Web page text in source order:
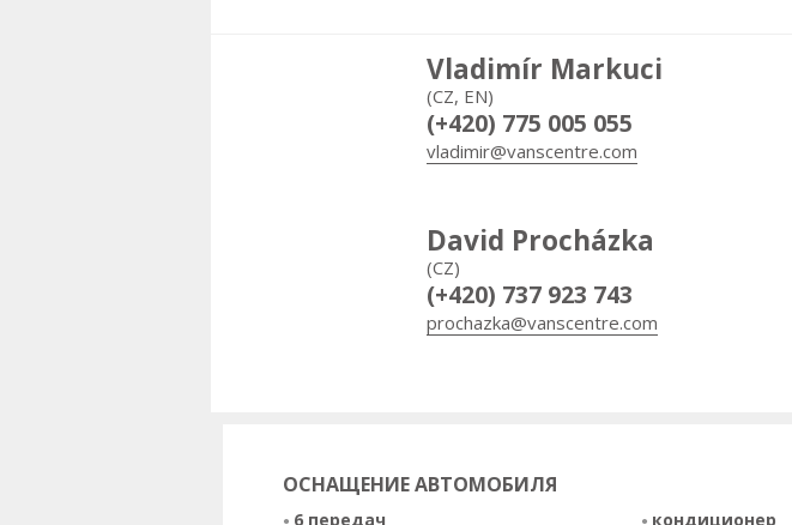
Vladimír Markuci
(CZ, EN)
(+420) 775 005 055
vladimir@vanscentre.com
David Procházka
(CZ)
(+420) 737 923 743
prochazka@vanscentre.com
ОСНАЩЕНИЕ АВТОМОБИЛЯ
6 передач
кондиционер